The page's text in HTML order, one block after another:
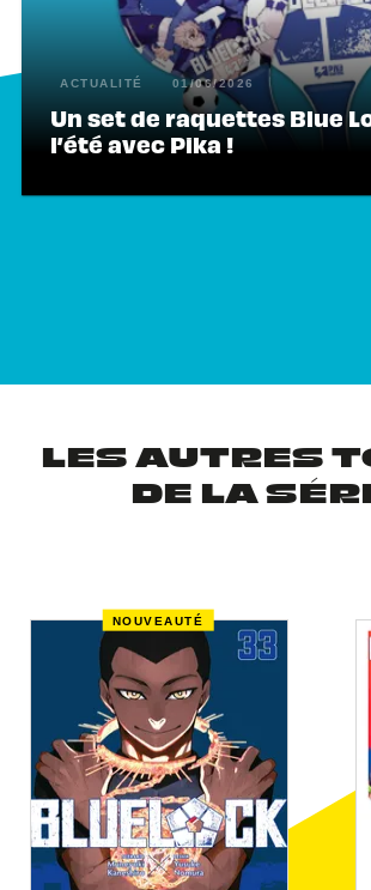
ACTUALITÉ 01/06/2026
Un set de raquettes Blue
l’été avec Pika !
LES AUTRES
DE LA
NOUVEAUTÉ